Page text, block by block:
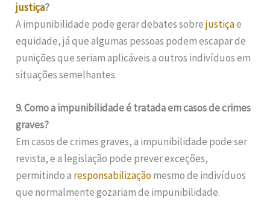
justiça?
A impunibilidade pode gerar debates sobrejustiçae
equidade, já que algumas pessoas podem escapar de
punições que seriam aplicáveis a outros indivíduos em
situações semelhantes.
9. Como a impunibilidade é tratada em casos de crimes
graves?
Em casos de crimes graves, a impunibilidade pode ser
revista, e a legislação pode prever exceções,
permitindo a responsabilizaçãomesmo de indivíduos
que normalmente gozariam de impunibilidade.